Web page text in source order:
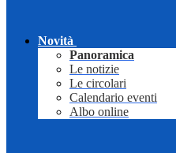
Novità
Panoramica
Le notizie
Le circolari
Calendario eventi
Albo online